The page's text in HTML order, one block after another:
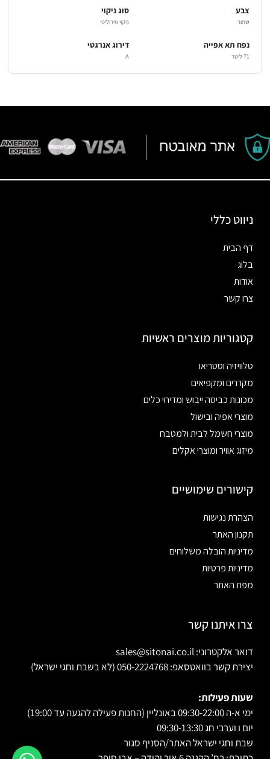
צבע
שחור
סוג ניקוי
ניקוי פירוליטי
נפח תא אפייה
71 ליטר
דירוג אנרגטי
A
ניווט כללי
דף הבית
בלוג
אודות
צרו קשר
קטגוריות מוצרים ראשיות
טלוויזיה וסטריאו
מקררים ומקפיאים
מכונות כביסה ייבוש ומדיחי כלים
מוצרי אפיה ובישול
מוצרי חשמל לבית ולמטבח
מיזוג אוויר ומוצרי אקלים
קישורים שימושיים
הצהרת נגישות
תקנון האתר
מדיניות הובלה משלוחים
מדיניות פרטיות
מפת האתר
צרו איתנו קשר
דואר אלקטרוני: sales@sitonai.co.il
יצירת קשר בוואטסאפ: 050-2224768 (לא בשבת וחגי ישראל)
שעות פעילות:
ימי א-ה 09:30-22:00 באונליין (החנות פעילה להגעה עד 19:00)
יום ו וערבי חג 09:30-13:30
שבת וחגי ישראל האתר/הסניף סגור